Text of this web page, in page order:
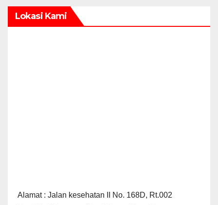
Lokasi Kami
Alamat : Jalan kesehatan II No. 168D, Rt.002